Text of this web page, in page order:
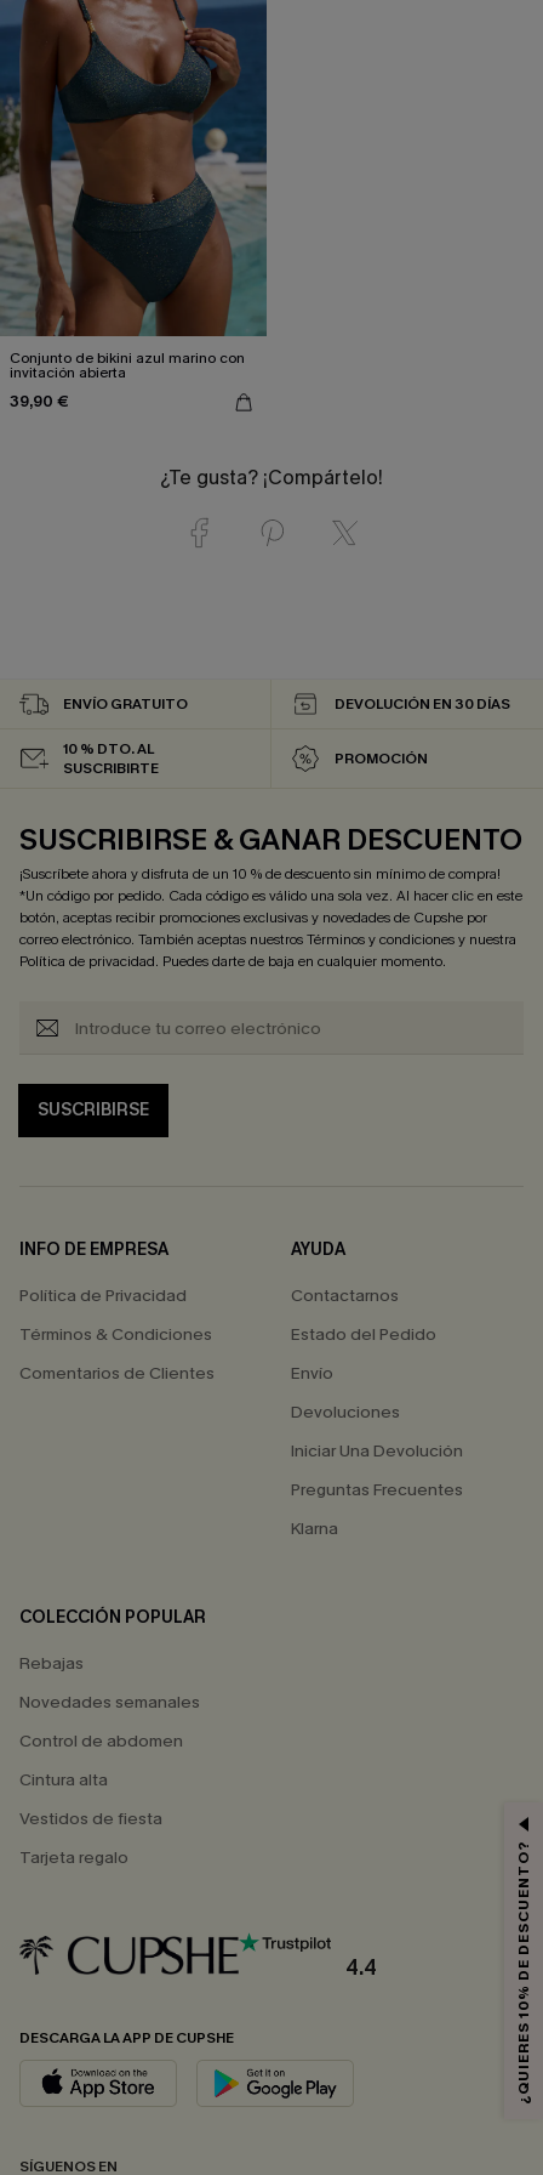
Conjunto de bikini azul marino con
invitación abierta
39,90 €
¿Te gusta? ¡Compártelo!
ENVÍO GRATUITO DEVOLUCIÓN EN 30 DÍAS
10 % DTO. AL
SUSCRIBIRTE
PROMOCIÓN
SUSCRIBIRSE & GANAR DESCUENTO
¡Suscríbete ahora y disfruta de un 10 % de descuento sin mínimo de compra!
*Un código por pedido. Cada código es válido una sola vez. Al hacer clic en este
botón, aceptas recibir promociones exclusivas y novedades de Cupshe por
correo electrónico. También aceptas nuestrosTérminos y condicionesy nuestra
Política de privacidad. Puedes darte de baja en cualquier momento.
SUSCRIBIRSE
INFO DE EMPRESA
Política de Privacidad
Términos & Condiciones
Comentarios de Clientes
AYUDA
Contactarnos
Estado del Pedido
Envío
Devoluciones
Iniciar Una Devolución
Preguntas Frecuentes
Klarna
COLECCIÓN POPULAR
Rebajas
Novedades semanales
Control de abdomen
Cintura alta
Vestidos de fiesta
Tarjeta regalo
4.4
DESCARGA LA APP DE CUPSHE
SÍGUENOS EN
¿QUIERES 10% DE DESCUENTO?